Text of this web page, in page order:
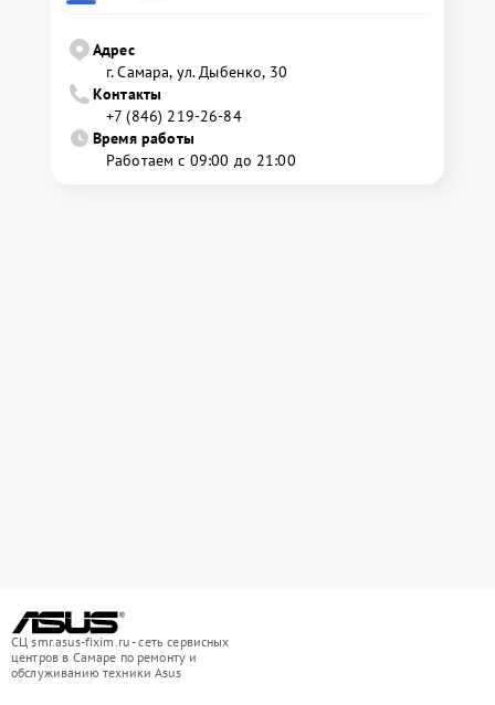
Адрес
г. Самара, ул. Дыбенко, 30
Контакты
+7 (846) 219-26-84
Время работы
Работаем с 09:00 до 21:00
СЦ smr.asus-fixim.ru - сеть сервисных
центров в Самаре по ремонту и
обслуживанию техники Asus